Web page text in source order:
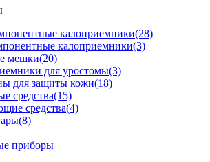
калоприемники(28)
калоприемники(3)
мешки(20)
для уростомы(3)
для защиты кожи(18)
средства(15)
средства(4)
(8)
приборы